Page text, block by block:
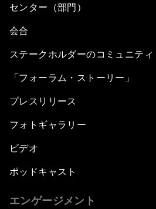
センター（部門）
会合
ステークホルダーのコミュニティ
「フォーラム・ストーリー」
プレスリリース
フォトギャラリー
ビデオ
ポッドキャスト
エンゲージメント